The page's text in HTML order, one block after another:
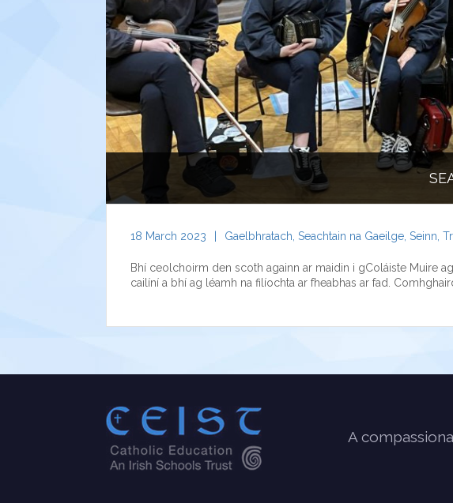
18 March 2023 Gaelbhratach Seachtain na Gaeilge Seinn
Bhí ceolchoirm den scoth againn ar maidin i gColáiste Muire
cailíní a bhí ag léamh na filíochta ar fheabhas ar fad.
A